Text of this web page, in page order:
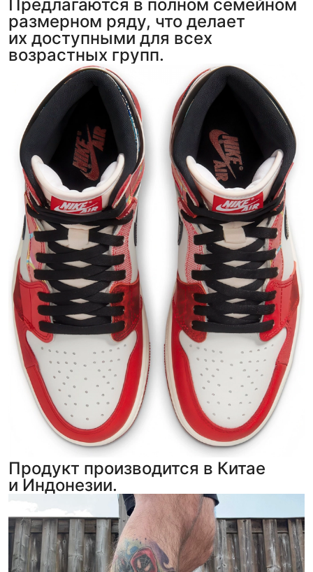
Предлагаются в полном семейном
размерном ряду, что делает
их доступными для всех
возрастных групп.
Продукт производится в Китае
и Индонезии.